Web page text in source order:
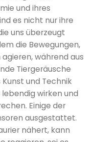
und ihres
es nicht nur ihre
uns überzeugt
die Bewegungen,
während aus
Tiergeräusche
und Technik
wirken und
Einige der
ausgestattet.
nähert, kann